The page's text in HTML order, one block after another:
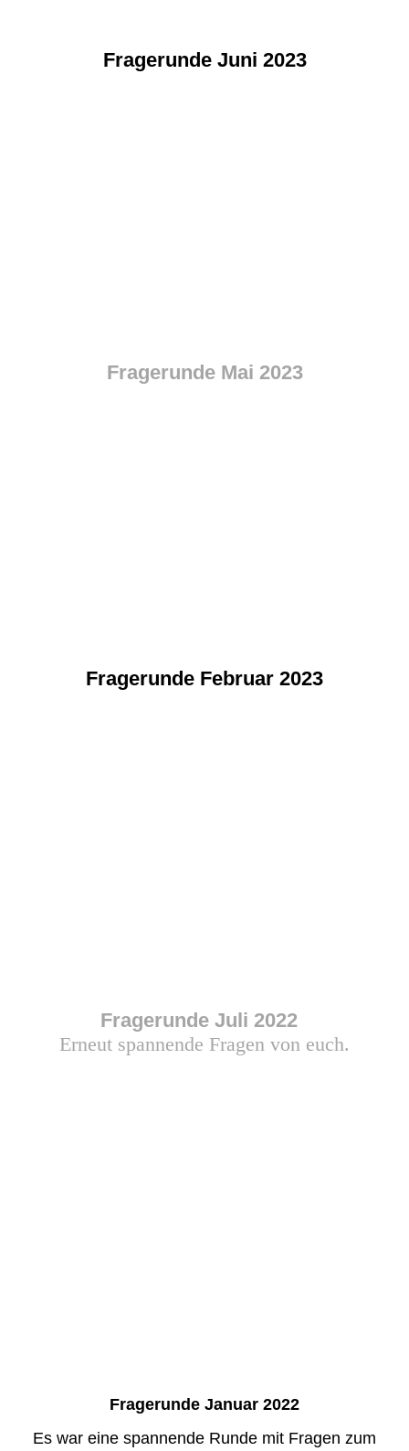
Fragerunde Juni 2023
Fragerunde Mai 2023
Fragerunde Februar 2023
Fragerunde Juli 2022
Erneut spannende Fragen von euch.
Fragerunde Januar 2022
Es war eine spannende Runde mit Fragen zum